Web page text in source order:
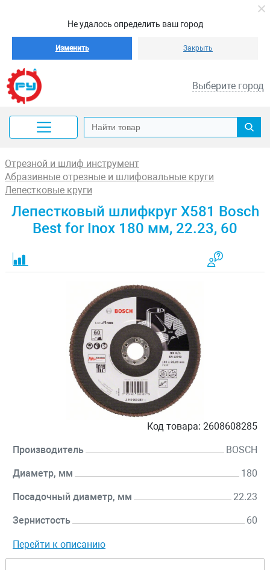
Не удалось определить ваш город
Изменить Закрыть
Выберите город
Отрезной и шлиф инструмент
Абразивные отрезные и шлифовальные круги
Лепестковые круги
Лепестковый шлифкруг X581 Bosch
Best for Inox 180 мм, 22.23, 60
Код товара: 2608608285
Производитель BOSCH
Диаметр, мм 180
Посадочный диаметр, мм 22.23
Зернистость 60
Перейти к описанию